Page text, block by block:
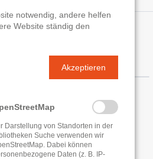
notwendig, andere helfen
Website ständig den
Akzeptieren
Darstellung von Standorten in der
Suche verwenden wir
Dabei können
Daten (z. B. IP-